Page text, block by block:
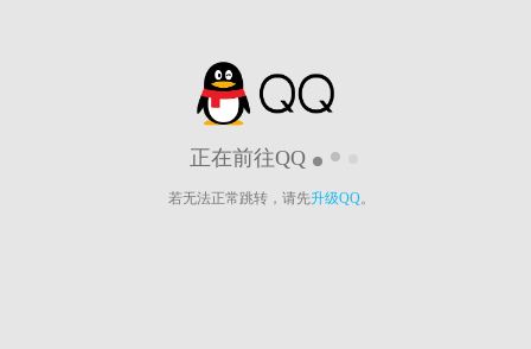
正在前往QQ
若无法正常跳转，请先升级QQ。